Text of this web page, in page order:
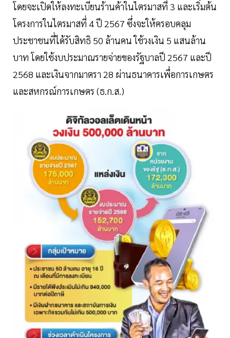
โดยจะเปิดให้ลงทะเบียนร้านค้าในไตรมาสที่ 3 และเริ่มต้น
โครงการในไตรมาสที่ 4 ปี 2567 ซึ่งจะให้ครอบคลุม
ประชาชนที่ได้รับสิทธิ 50 ล้านคน ใช้วงเงิน 5 แสนล้าน
บาท โดยใช้งบประมาณรายจ่ายของรัฐบาลปี 2567 และปี
2568 และเงินจากมาตรา 28 ผ่านธนาคารเพื่อการเกษตร
และสหกรณ์การเกษตร (ธ.ก.ส.)